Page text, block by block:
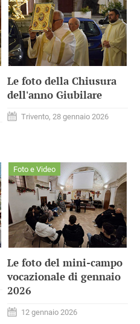
Le foto della Chiusura
dell'anno Giubilare
Trivento, 28 gennaio 2026
Le foto del mini-campo
vocazionale di gennaio
2026
12 gennaio 2026
Foto e Video